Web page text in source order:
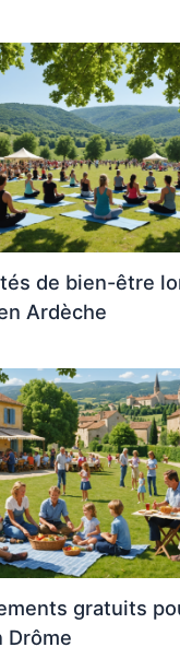
de bien-être
Ardèche
gratuits
Drôme